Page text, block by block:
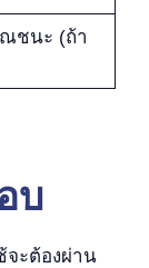
ชนะ (ถ้า
บ
จะต้องผ่าน